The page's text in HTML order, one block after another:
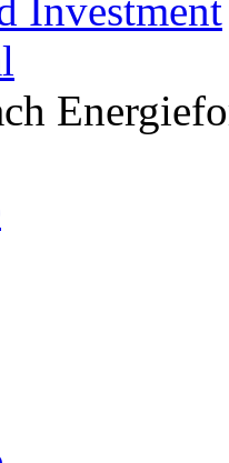
Investment